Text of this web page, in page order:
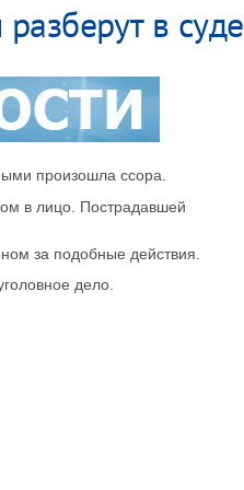
в суде
произошла ссора.
в лицо. Пострадавшей
за подобные действия.
дело.